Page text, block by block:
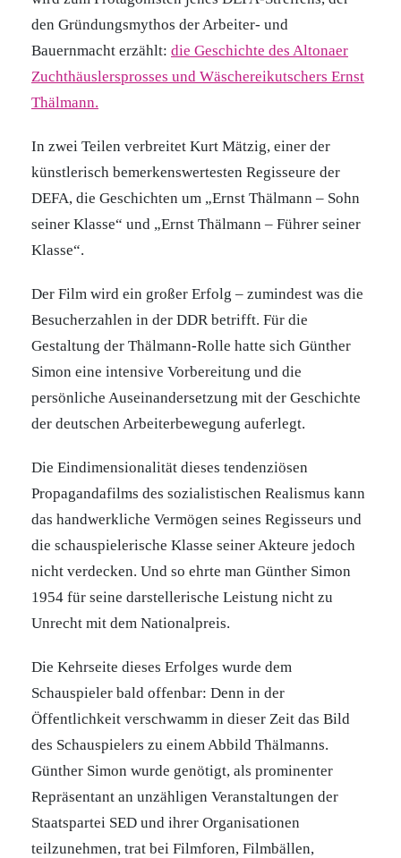
den Gründungsmythos der Arbeiter- und
Bauernmacht erzählt: die Geschichte des Altonaer
Zuchthäuslersprosses und Wäschereikutschers Ernst
Thälmann.
In zwei Teilen verbreitet Kurt Mätzig, einer der
künstlerisch bemerkenswertesten Regisseure der
DEFA, die Geschichten um „Ernst Thälmann – Sohn
seiner Klasse“ und „Ernst Thälmann – Führer seiner
Klasse“.
Der Film wird ein großer Erfolg – zumindest was die
Besucherzahlen in der DDR betrifft. Für die
Gestaltung der Thälmann-Rolle hatte sich Günther
Simon eine intensive Vorbereitung und die
persönliche Auseinandersetzung mit der Geschichte
der deutschen Arbeiterbewegung auferlegt.
Die Eindimensionalität dieses tendenziösen
Propagandafilms des sozialistischen Realismus kann
das handwerkliche Vermögen seines Regisseurs und
die schauspielerische Klasse seiner Akteure jedoch
nicht verdecken. Und so ehrte man Günther Simon
1954 für seine darstellerische Leistung nicht zu
Unrecht mit dem Nationalpreis.
Die Kehrseite dieses Erfolges wurde dem
Schauspieler bald offenbar: Denn in der
Öffentlichkeit verschwamm in dieser Zeit das Bild
des Schauspielers zu einem Abbild Thälmanns.
Günther Simon wurde genötigt, als prominenter
Repräsentant an unzähligen Veranstaltungen der
Staatspartei SED und ihrer Organisationen
teilzunehmen, trat bei Filmforen, Filmbällen,